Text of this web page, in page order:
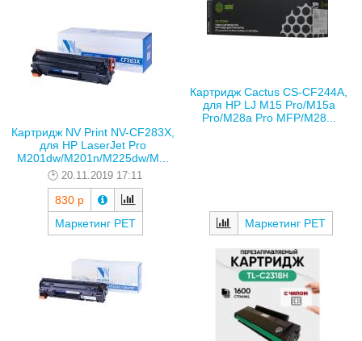
Картридж NV Print NV-CF283X,
для HP LaserJet Pro
M201dw/M201n/M225dw/M...
20.11.2019 17:11
830 р
Маркетинг РЕТ
Картридж Cactus CS-CF244A,
для HP LJ M15 Pro/M15a
Pro/M28a Pro MFP/M28...
Маркетинг РЕТ